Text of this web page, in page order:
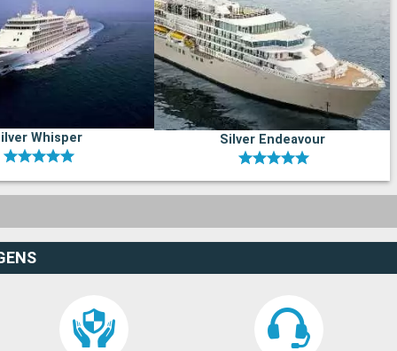
Whisper Silver Endeavour